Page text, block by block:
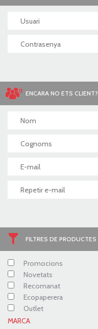
ENCARA NO ETS CLIENT?
FILTRES DE PRODUCTES
Promocions
Novetats
Recomanat
Ecopaperera
Outlet
MARCA